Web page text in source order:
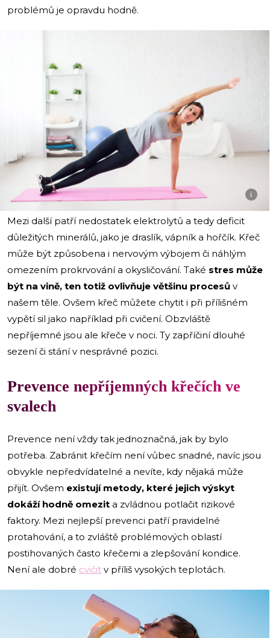
problémů je opravdu hodně.
i
Mezi další patří nedostatek elektrolytů a tedy deficit
důležitých minerálů, jako je draslík, vápník a hořčík. Křeč
může být způsobena i nervovým výbojem či náhlým
omezením prokrvování a okysličování. Také stres může
být na vině, ten totiž ovlivňuje většinu procesů v
našem těle. Ovšem křeč můžete chytit i při přílišném
vypětí sil jako například při cvičení. Obzvláště
nepříjemné jsou ale křeče v noci. Ty zapříčiní dlouhé
sezení či stání v nesprávné pozici.
Prevence nepříjemných křečích ve
svalech
Prevence není vždy tak jednoznačná, jak by bylo
potřeba. Zabránit křečím není vůbec snadné, navíc jsou
obvykle nepředvídatelné a nevíte, kdy nějaká může
přijít. Ovšem existují metody, které jejich výskyt
dokáží hodně omezit a zvládnou potlačit rizikové
faktory. Mezi nejlepší prevenci patří pravidelné
protahování, a to zvláště problémových oblastí
postihovaných často křečemi a zlepšování kondice.
Není ale dobré cvičit v příliš vysokých teplotách.